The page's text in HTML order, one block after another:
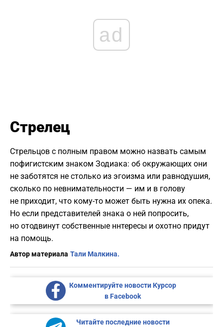
ad
Стрелец
Стрельцов с полным правом можно назвать самым
пофигистским знаком Зодиака: об окружающих они
не заботятся не столько из эгоизма или равнодушия,
сколько по невнимательности — им и в голову
не приходит, что кому-то может быть нужна их опека.
Но если представителей знака о ней попросить,
но отодвинут собственные ннтересы и охотно придут
на помощь.
Автор материала Тали Малкина.
Комментируйте новости Курсор
в Facebook
Читайте последние новости